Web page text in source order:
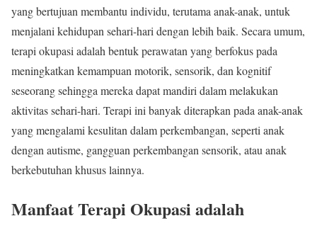
yang bertujuan membantu individu, terutama anak-anak, untuk
menjalani kehidupan sehari-hari dengan lebih baik. Secara umum,
terapi okupasi adalah bentuk perawatan yang berfokus pada
meningkatkan kemampuan motorik, sensorik, dan kognitif
seseorang sehingga mereka dapat mandiri dalam melakukan
aktivitas sehari-hari. Terapi ini banyak diterapkan pada anak-anak
yang mengalami kesulitan dalam perkembangan, seperti anak
dengan autisme, gangguan perkembangan sensorik, atau anak
berkebutuhan khusus lainnya.
Manfaat Terapi Okupasi adalah